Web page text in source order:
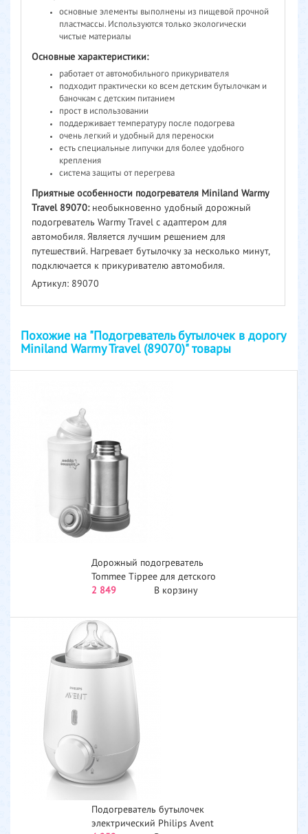
основные элементы выполнены из пищевой прочной
пластмассы. Используются только экологически
чистые материалы
Основные характеристики:
работает от автомобильного прикуривателя
подходит практически ко всем детским бутылочкам и
баночкам с детским питанием
прост в использовании
поддерживает температуру после подогрева
очень легкий и удобный для переноски
есть специальные липучки для более удобного
крепления
система защиты от перегрева
Приятные особенности подогревателя Miniland Warmy
Travel 89070: необыкновенно удобный дорожный
подогреватель Warmy Travel с адаптером для
автомобиля. Является лучшим решением для
путешествий. Нагревает бутылочку за несколько минут,
подключается к прикуривателю автомобиля.
Артикул: 89070
Похожие на "Подогреватель бутылочек в дорогу
Miniland Warmy Travel (89070)" товары
Дорожный подогреватель
Tommee Tippee для детского
питания 2 в 1...
2 849 В корзину
Подогреватель бутылочек
электрический Philips Avent